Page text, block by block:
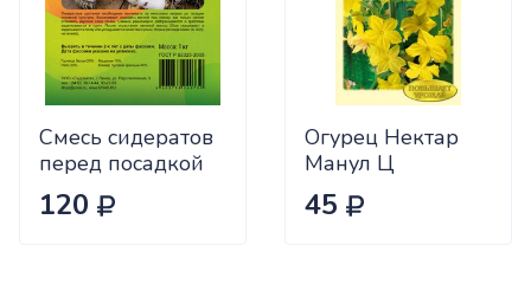
Смесь сидератов
перед посадкой
чеснока 0,5кг
САДОВИТА
120
Огурец Нектар
Манул Ц
45